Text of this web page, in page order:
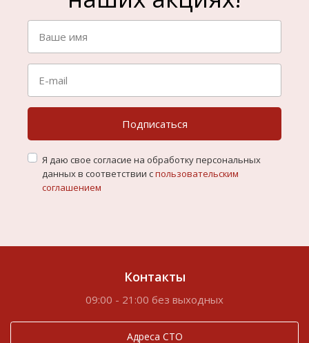
Подписаться
Я даю свое согласие на обработку персональных
данных в соответствии спользовательским
соглашением
Контакты
09:00 - 21:00 без выходных
Адреса СТО